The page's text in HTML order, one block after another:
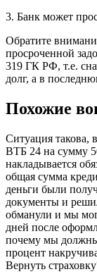
3. Банк может
Обратите
просроченной
319 ГК РФ, т.е.
долг, а в
Похожие
Ситуация такова,
ВТБ 24 на сумму
накладывается
общая сумма
деньги были
документы и
обманули и мы
дней после
почему мы должны
процент
Вернуть